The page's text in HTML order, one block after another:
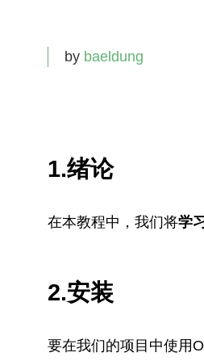
by baeldung
1.绪论
在本教程中，我们将学
2.安装
要在我们的项目中使用